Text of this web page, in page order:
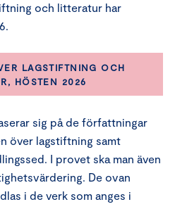
och litteratur har
LAGSTIFTNING OCH
HÖSTEN 2026
sig på de författningar
över lagstiftning samt
I provet ska man även
De ovan
i de verk som anges i